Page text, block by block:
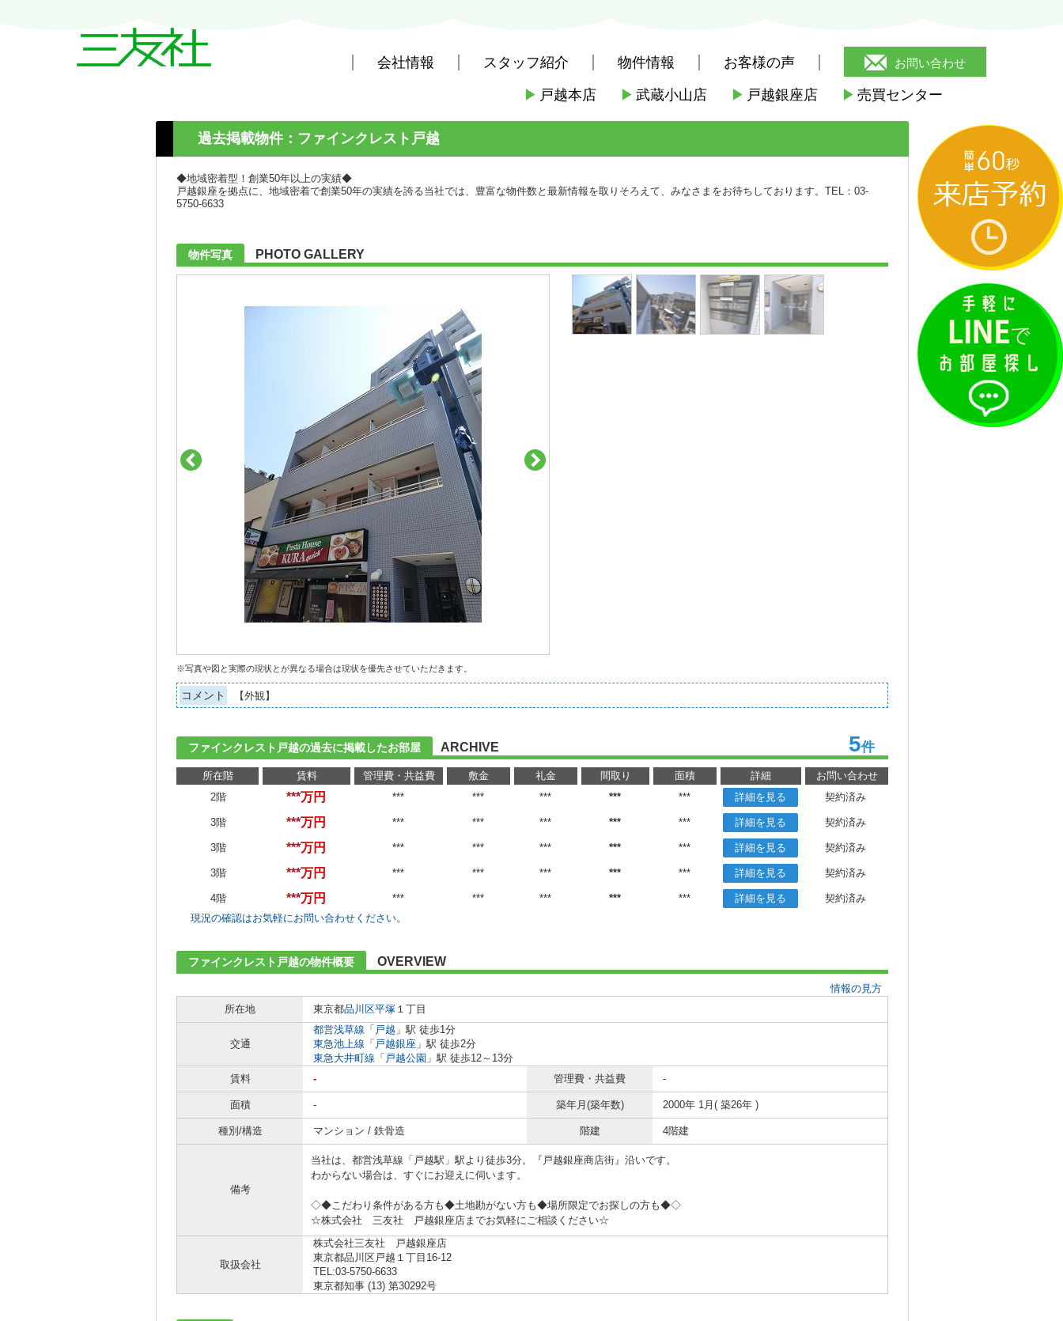
会社情報 スタッフ紹介 物件情報 お客様の声 お問い合わせ
▶ 戸越本店 ▶ 武蔵小山店 ▶ 戸越銀座店 ▶ 売買センター
(賃貸)路線・駅から探す 都営地下鉄都営浅草線 > 戸越駅 ファインクレスト戸越
過去掲載物件：ファインクレスト戸越
◆地域密着型！創業50年以上の実績◆
戸越銀座を拠点に、地域密着で創業50年の実績を誇る当社では、豊富な物件数と最新情報を取りそろえて、みなさまをお待ちしております。TEL：03-
5750-6633
物件写真 PHOTO GALLERY
※写真や図と実際の現状とが異なる場合は現状を優先させていただきます。
コメント 【外観】
ファインクレスト戸越の過去に掲載したお部屋 ARCHIVE 5件
所在階 賃料 管理費・共益費 敷金 礼金 間取り 面積 詳細
お問い合わせ
2階
***万円 *** *** *** *** *** 詳細を見る 契約済み
3階 ***万円 *** *** *** *** *** 詳細を見る 契約済み
3階 ***万円 *** *** *** *** *** 詳細を見る 契約済み
3階 ***万円 *** *** *** *** *** 詳細を見る 契約済み
4階 ***万円 *** *** *** *** *** 詳細を見る
契約済み
現況の確認はお気軽にお問い合わせください。
ファインクレスト戸越の物件概要 OVERVIEW
情報の見方
所在地
東京都品川区平塚 １丁目
交通
都営浅草線 「 戸越 」駅 徒歩1分
東急池上線 「 戸越銀座 」駅 徒歩2分
東急大井町線 「 戸越公園 」駅 徒歩12～13分
賃料
- 管理費・共益費 -
面積 - 築年月(築年数) 2000年 1月( 築26年 )
種別/構造 マンション / 鉄骨造 階建 4階建
備考
当社は、都営浅草線「戸越駅」駅より徒歩3分。『戸越銀座商店街』沿いです。
わからない場合は、すぐにお迎えに伺います。
◇◆こだわり条件がある方も◆土地勘がない方も◆場所限定でお探しの方も◆◇
☆株式会社 三友社 戸越銀座店までお気軽にご相談ください☆
取扱会社
株式会社三友社 戸越銀座店
東京都品川区戸越１丁目16-12
TEL:03-5750-6633
東京都知事 (13) 第30292号